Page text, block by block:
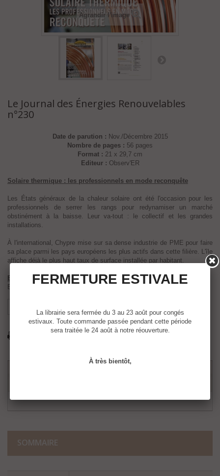
Agrandir l'image
Le Journal des Énergies Renouvelables
n°230
Date de parution : Nov./Décembre 2015
Nombre de pages : 56 pages
Format : 21 x 29,7 cm
Editeur : Observ'ER
Solaire thermique : les professionnels en mode reconquête
Les États généraux de la chaleur solaire ont été l'occasion pour les
professionnels de serrer les rangs pour redynamiser un marché
obstinément à la baisse. Leur va-tout : le collectif et les grandes
installations.
À l'international, Chypre mise sur sa dense industrie de PME pour faire
sa place parmi les pays européens les plus actifs dans cette filière. L'île
affiche déjà le plus haut taux de surface installée par habitant.
EurObserv'ER :
Baromètre complet de la filière "Pompes à chaleur" pour l'année 2015.
SOMMAIRE
FERMETURE ESTIVALE
La librairie sera fermée du 3 au 23 août pour congés
estivaux. Toute commande passée pendant cette période
sera traitée le 24 août à notre réouverture.
À très bientôt,